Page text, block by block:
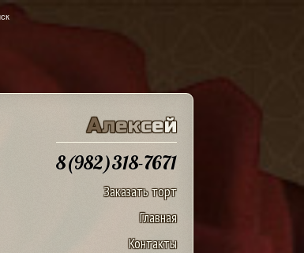
Алексей
8(982)318-7671
Заказать торт
Главная
Контакты